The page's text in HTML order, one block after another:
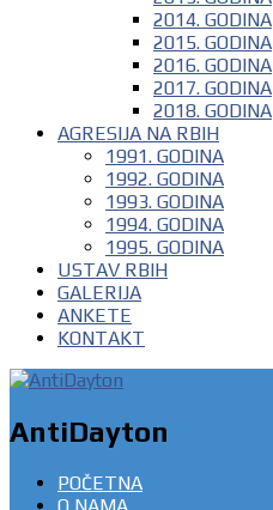
2014. GODINA
2015. GODINA
2016. GODINA
2017. GODINA
2018. GODINA
AGRESIJA NA RBIH
1991. GODINA
1992. GODINA
1993. GODINA
1994. GODINA
1995. GODINA
USTAV RBIH
GALERIJA
ANKETE
KONTAKT
AntiDayton
POČETNA